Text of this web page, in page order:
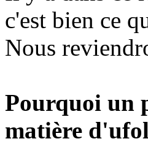
c'est bien ce
Nous
Pourquoi un
matière